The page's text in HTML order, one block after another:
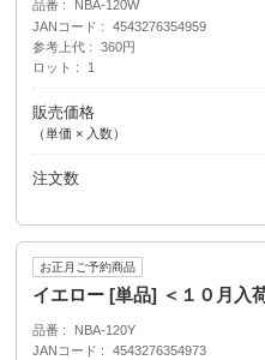
品番
NBA-120W
JANコード
4543276354959
参考上代
360円
ロット
1
販売価格
（単価 × 入数）
注文数
お正月ご予約商品
イエロー [単品] ＜１０月入
品番
NBA-120Y
JANコード
4543276354973